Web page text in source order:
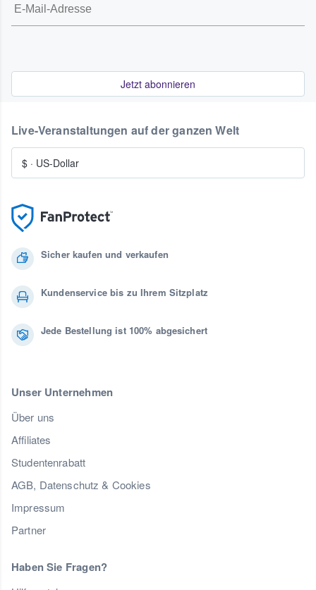
Jetzt abonnieren
Sicher kaufen und verkaufen
Kundenservice bis zu Ihrem Sitzplatz
Jede Bestellung ist 100% abgesichert
Unser Unternehmen
Über uns
Affiliates
Studentenrabatt
AGB, Datenschutz & Cookies
Impressum
Partner
Haben Sie Fragen?
Live-Veranstaltungen auf der ganzen Welt
$ · US-Dollar